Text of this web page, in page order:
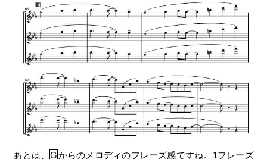
あとは、 Gからのメロディのフレーズ感ですね。1フレーズ